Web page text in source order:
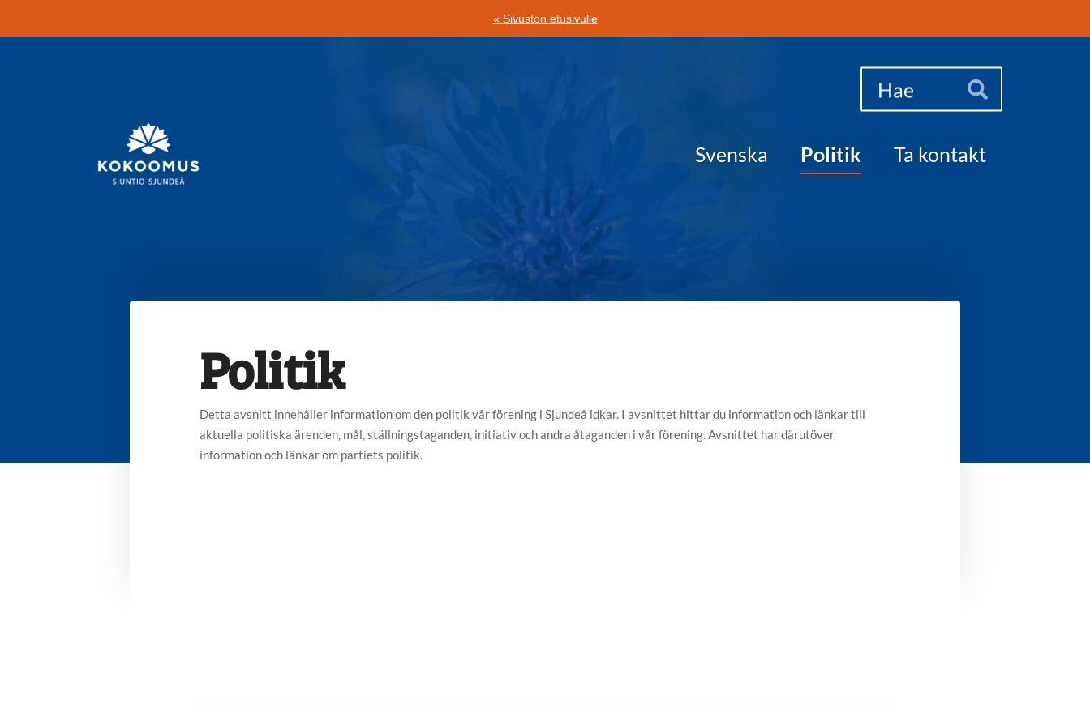
sivun
« Sivuston etusivulle
Hae
Kokoomus Siuntio-Sjundeå ry Svenska Politik Ta kontakt
Politik
Detta avsnitt innehåller information om den politik vår förening i Sjundeå idkar. I avsnittet hittar du information och länkar till
aktuella politiska ärenden, mål, ställningstaganden, initiativ och andra åtaganden i vår förening. Avsnittet har därutöver
information och länkar om partiets politik.